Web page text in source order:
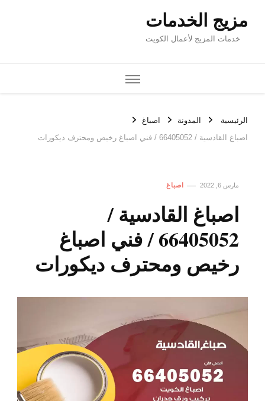
مزيج الخدمات
خدمات المزيج لأعمال الكويت
الرئيسية المدونة
اصباغ
اصباغ القادسية / 66405052 / فني اصباغ رخيص ومحترف ديكورات
مارس 6, 2022 اصباغ
اصباغ القادسية /
66405052 / فني اصباغ
رخيص ومحترف ديكورات